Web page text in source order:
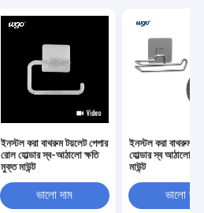
ইনস্টল করা বাথরুম টয়লেট পেপার
রোল হোল্ডার স্ব-আঠালো ক্ষতি
মুক্ত মাউন্ট
ভালো দাম
ইনস্টল করা বাথরুম
হোল্ডার স্ব আঠালো
মাউন্ট
ভালো দাম